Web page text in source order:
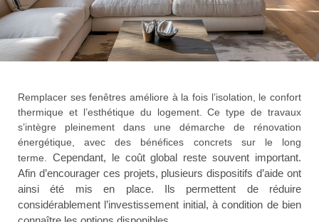
Remplacer ses fenêtres améliore à la fois l’isolation, le confort
thermique et l’esthétique du logement. Ce type de travaux
s’intègre pleinement dans une démarche de rénovation
énergétique, avec des bénéfices concrets sur le long
terme. Cependant, le coût global reste souvent important.
Afin d’encourager ces projets, plusieurs dispositifs d’aide ont
ainsi été mis en place. Ils permettent de réduire
considérablement l’investissement initial, à condition de bien